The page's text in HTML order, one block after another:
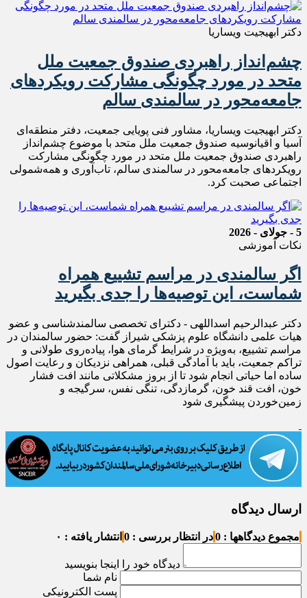
دکتر ابهیجیت ویساریا
چشم‌انداز راهبردی صندوق جمعیت ملل
متحد در مورد چگونگی مشارکت رویکردهای
جامعه‌محور در سالمندی سالم
دکتر ابهیجیت ویساریا، مشاور فنی پویایی جمعیت، دفتر منطقه‌ای
آسیا و اقیانوسیه صندوق جمعیت ملل متحد با موضوع چشم‌انداز
راهبردی صندوق جمعیت ملل متحد در مورد چگونگی مشارکت
رویکردهای جامعه‌محور در سالمندی سالم، تاب‌آوری و همه‌شمولی
اجتماعی صحبت کرد.
5 - جولای - 2026
نکات آموزشی
اگر سالمندی در مراسم تشییع همراه
شماست، این توصیه‌ها را جدی بگیرید
دکتر عبدالرحیم اسداللهی - دکترای تخصصی سالمندشناسی و عضو
هیات علمی دانشگاه علوم پزشکی شیراز گفت: حضور سالمندان در
مراسم تشییع، به‌ویژه در شرایط گرمای هوا، پیاده‌روی طولانی و
تراکم جمعیت، باید با آمادگی قبلی، همراهی نزدیکان و رعایت اصول
ساده اما حیاتی انجام شود تا از بروز مشکلاتی مانند افت فشار
خون، افت قند خون، گرمازدگی، تنگی نفس، سرگیجه و
زمین‌خوردن پیشگیری شود
ارسال دیدگاه
مجموع دیدگاهها : 0 در انتظار بررسی : 0 انتشار یافته : ۰
دیدگاه خود را اینجا بنویسید
نام شما
پست الکترونیکی